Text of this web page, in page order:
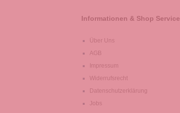
Informationen & Shop Service
Über Uns
AGB
Impressum
Widerrufsrecht
Datenschutzerklärung
Jobs